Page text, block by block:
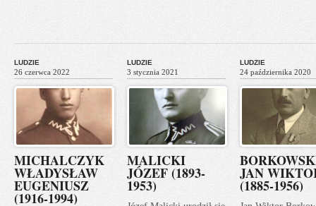
LUDZIE
26 czerwca 2022
MICHALCZYK
WŁADYSŁAW
EUGENIUSZ
(1916-1994)
LUDZIE
3 stycznia 2021
MALICKI
JÓZEF (1893-
1953)
LUDZIE
24 października 2020
JAN
(1885-1956)